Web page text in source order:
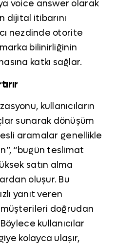
voice answer olarak
dijital itibarını
nezdinde otorite
bilinirliğinin
katkı sağlar.
kullanıcıların
sunarak dönüşüm
aramalar genellikle
“bugün teslimat
satın alma
oluşur. Bu
yanıt veren
doğrudan
kullanıcılar
kolayca ulaşır,